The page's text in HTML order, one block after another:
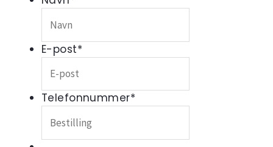
E-post*
Telefonnummer*